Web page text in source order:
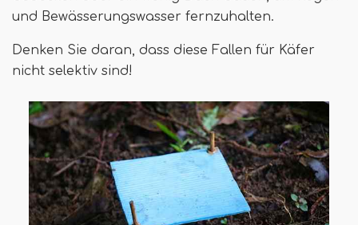
und Bewässerungswasser fernzuhalten.
Denken Sie daran, dass diese Fallen für Käfer
nicht selektiv sind!